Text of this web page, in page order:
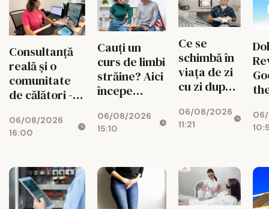
Consultanță
reală și o
comunitate
de călători -
spatele
fiecărui
CISTOUR
06/08/2026
16:00
Cauți un
curs de limbi
străine? Aici
începe
ta cu Lingua
Transcript
06/08/2026
15:10
Ce se
schimbă în
viața de zi
cu zi după
dentar
06/08/2026
11:21